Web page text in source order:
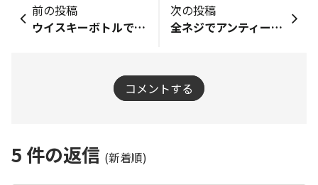
前の投稿
ウイスキーボトルでモダンなスタンドライトをDIY
次の投稿
全ネジでアンティークフォトシェルフDIY
コメントする
5 件の返信 (新着順)